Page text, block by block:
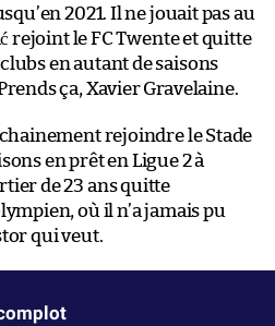
2021. Il ne jouait pas au
rejoint le FC Twente et quitte
en autant de saisons
ça, Xavier Gravelaine.
rejoindre le Stade
en prêt en Ligue 2 à
de 23 ans quitte
où il n’a jamais pu
qui veut.